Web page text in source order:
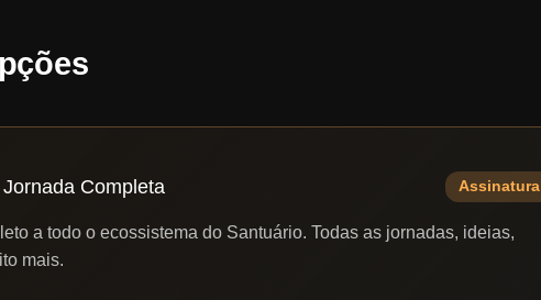
Completa Assinatura
a todo o ecossistema do Santuário. Todas as jornadas, ideias,
mais.